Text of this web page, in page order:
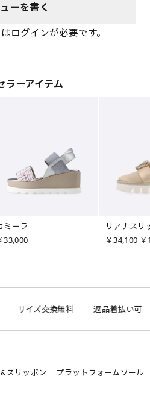
ーを書く
ログインが必要です。
ラーアイテム
ミーラ
33,000
リアナスリ
￥34,100
サイズ交換無料 返品着払い可
スリッポン プラットフォームソール